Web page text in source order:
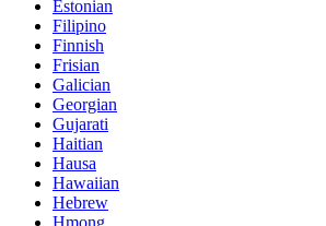
Estonian
Filipino
Finnish
Frisian
Galician
Georgian
Gujarati
Haitian
Hausa
Hawaiian
Hebrew
Hmong